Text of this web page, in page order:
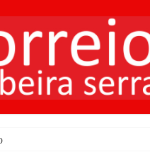
de Algodres reacende após te